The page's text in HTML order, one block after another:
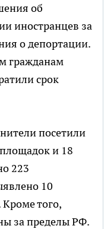
об
иностранцев за
о депортации.
гражданам
срок
посетили
и 18
223
10
того,
за пределы РФ.